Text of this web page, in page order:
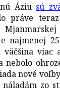
Áziu sú
práve
najmenej
viac
nebolo
nové
zo